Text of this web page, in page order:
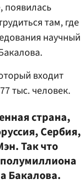
появилась
там, где
научный
входит
тыс. человек.
страна,
Сербия,
Так что
Бакалова.